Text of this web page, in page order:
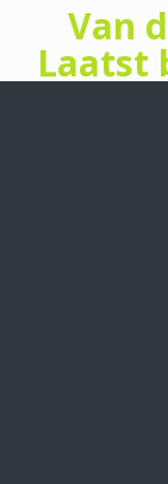
Van
Laatst